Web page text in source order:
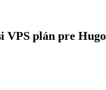
VPS plán pre Hugo